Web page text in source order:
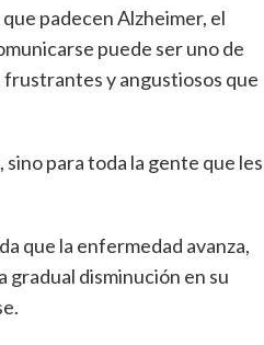
padecen Alzheimer, el
puede ser uno de
frustrantes y angustiosos que
sino para toda la gente que les
que la enfermedad avanza,
gradual disminución en su